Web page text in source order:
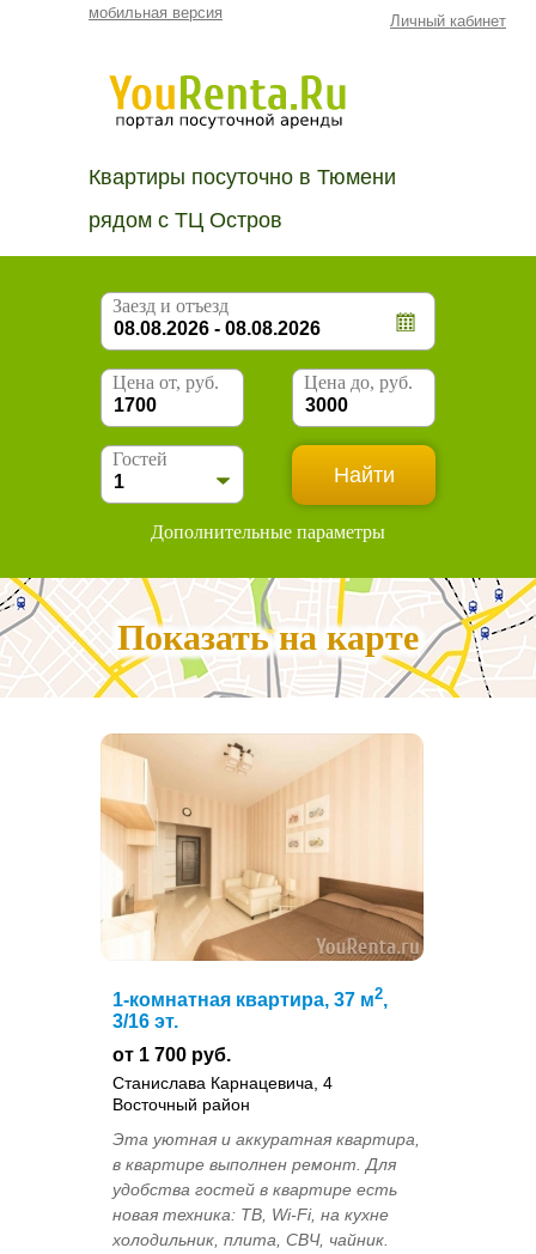
мобильная версия Личный кабинет
Квартиры посуточно в Тюмени
рядом с ТЦ Остров
Заезд и отъезд
Цена от, руб. Цена до, руб.
Гостей
Дополнительные параметры
Показать на карте
1-комнатная квартира, 37 м2,
3/16 эт.
от 1 700 руб.
Станислава Карнацевича, 4
Восточный район
Эта уютная и аккуратная квартира,
в квартире выполнен ремонт. Для
удобства гостей в квартире есть
новая техника: ТВ, Wi-Fi, на кухне
холодильник, плита, СВЧ, чайник.